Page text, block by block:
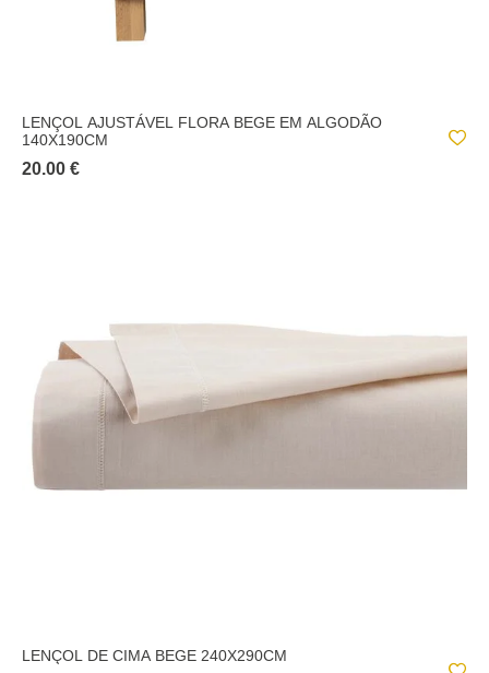
LENÇOL AJUSTÁVEL FLORA BEGE EM ALGODÃO
140X190CM
20.00 €
LENÇOL DE CIMA BEGE 240X290CM